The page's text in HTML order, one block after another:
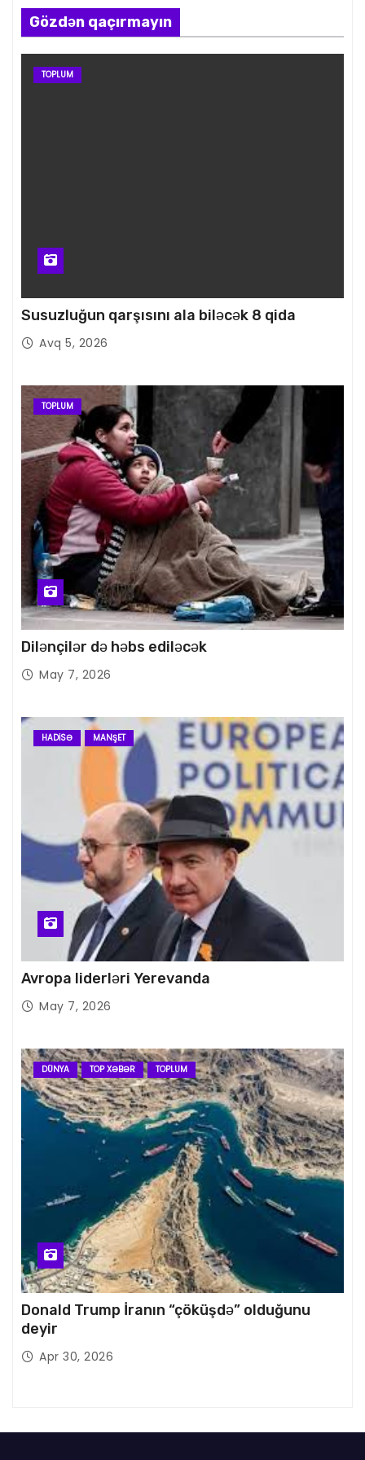
Gözdən qaçırmayın
TOPLUM
Susuzluğun qarşısını ala biləcək 8 qida
Avq 5, 2026
TOPLUM
Dilənçilər də həbs ediləcək
May 7, 2026
HADISƏ MANŞET
Avropa liderləri Yerevanda
May 7, 2026
DÜNYA TOP XƏBƏR TOPLUM
Donald Trump İranın “çöküşdə” olduğunu
deyir
Apr 30, 2026